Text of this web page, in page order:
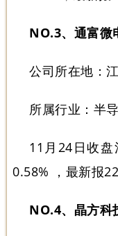
NO.3、通富微
公司所在地：
所属行业：半
11月24日收
0.58% ，最新报
NO.4、晶方科